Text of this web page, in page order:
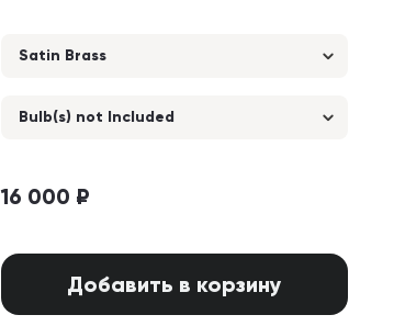
Satin Brass
Bulb(s) not Included
16 000 ₽
Добавить в корзину